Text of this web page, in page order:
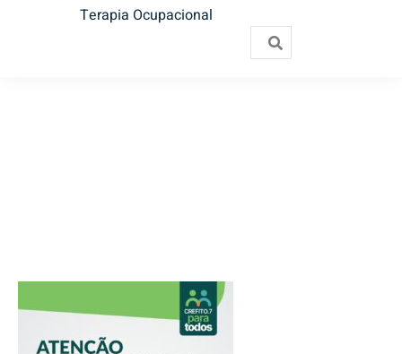
Terapia Ocupacional